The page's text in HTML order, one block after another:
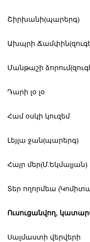
‌Շիրխանի(պարերգ)
‌Ախպրի
‌Մանթաշի
‌Դարի լօ լօ
‌Համ օսկի կուզեմ
‌Լեյլա ջան(պարերգ)
‌Հայր մեր(Մ.Եկմալյան)
‌Տեր ողորմեա
Ուսուցանվող,
‌Սալմաստի վերվերի